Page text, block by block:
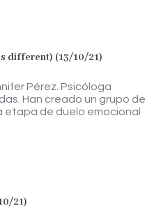
different) (13/10/21)
Pérez. Psicóloga
Han creado un grupo de
etapa de duelo emocional
21)